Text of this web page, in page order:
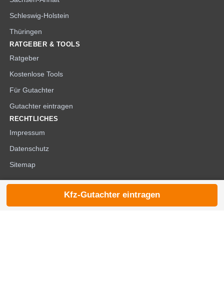
Schleswig-Holstein
Thüringen
RATGEBER & TOOLS
Ratgeber
Kostenlose Tools
Für Gutachter
Gutachter eintragen
RECHTLICHES
Impressum
Datenschutz
Sitemap
© 2026 die-kfzgutachter.de |
Kfz-Gutachter eintragen